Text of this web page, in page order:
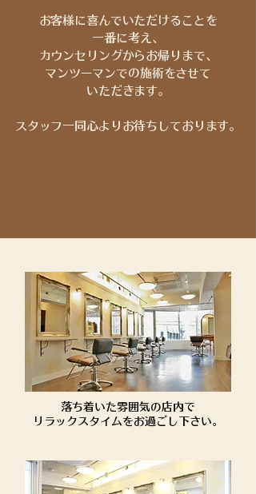
お客様に喜んでいただけることを
一番に考え、
カウンセリングからお帰りまで、
マンツーマンでの​​施術をさせて
いただきます。
​スタッフ一同心よりお待ちしております。
落ち着いた雰囲気の店内で
​リラックスタイムをお過ごし下さい。